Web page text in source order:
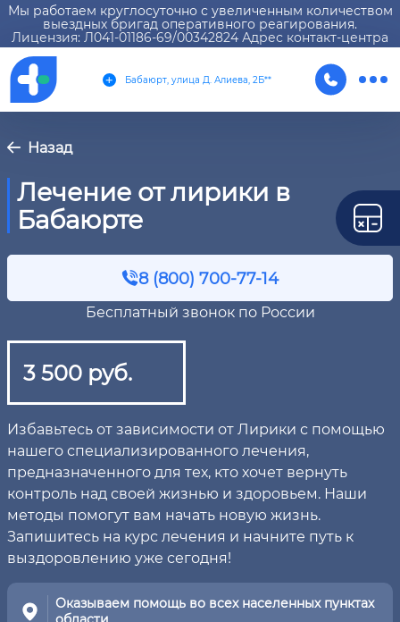
Мы работаем круглосуточно с увеличенным количеством
выездных бригад оперативного реагирования.
Лицензия: Л041-01186-69/00342824 Адрес контакт-центра
Бабаюрт, улица Д. Алиева, 2Б**
Назад
Лечение от лирики в
Бабаюрте
8 (800) 700-77-14
Бесплатный звонок по России
3 500 руб.
Избавьтесь от зависимости от Лирики с помощью
нашего специализированного лечения,
предназначенного для тех, кто хочет вернуть
контроль над своей жизнью и здоровьем. Наши
методы помогут вам начать новую жизнь.
Запишитесь на курс лечения и начните путь к
выздоровлению уже сегодня!
Оказываем помощь во всех населенных пунктах